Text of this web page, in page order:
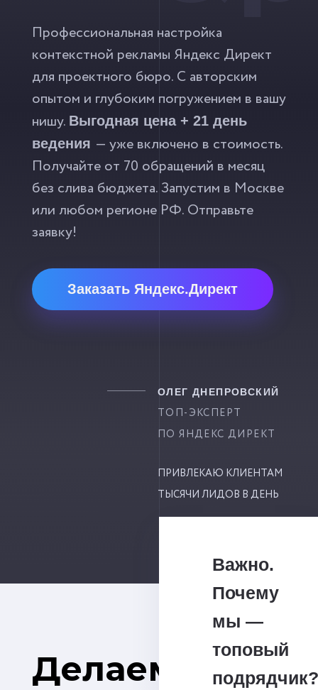
Профессиональная настройка
контекстной рекламы Яндекс Директ
для проектного бюро. С авторским
опытом и глубоким погружением в вашу
нишу. Выгодная цена + 21 день
ведения — уже включено в стоимость.
Получайте от 70 обращений в месяц
без слива бюджета. Запустим в Москве
или любом регионе РФ. Отправьте
заявку!
Заказать Яндекс.Директ
ОЛЕГ ДНЕПРОВСКИЙ
ТОП-ЭКСПЕРТ
ПО ЯНДЕКС ДИРЕКТ
ПРИВЛЕКАЮ КЛИЕНТАМ
ТЫСЯЧИ ЛИДОВ В ДЕНЬ
Делаем
Важно.
Почему
мы —
топовый
подрядчик?